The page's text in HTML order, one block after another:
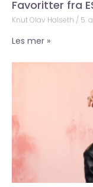
Favoritter fra
Knut Olav Halseth 5.
Les mer »